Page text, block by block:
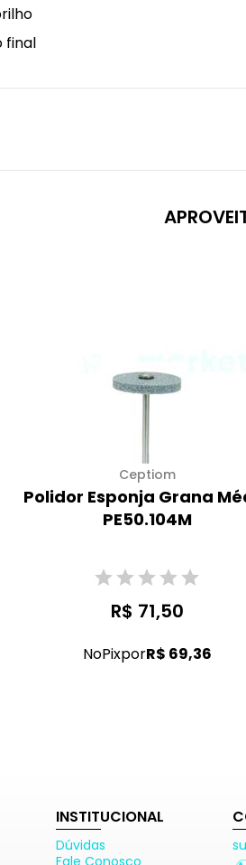
final
Ceptiom
Polidor Esponja Grana
PE50.104M
R$ 71,50
NoPixporR$ 69,36
INSTITUCIONAL
Dúvidas
Fale Conosco